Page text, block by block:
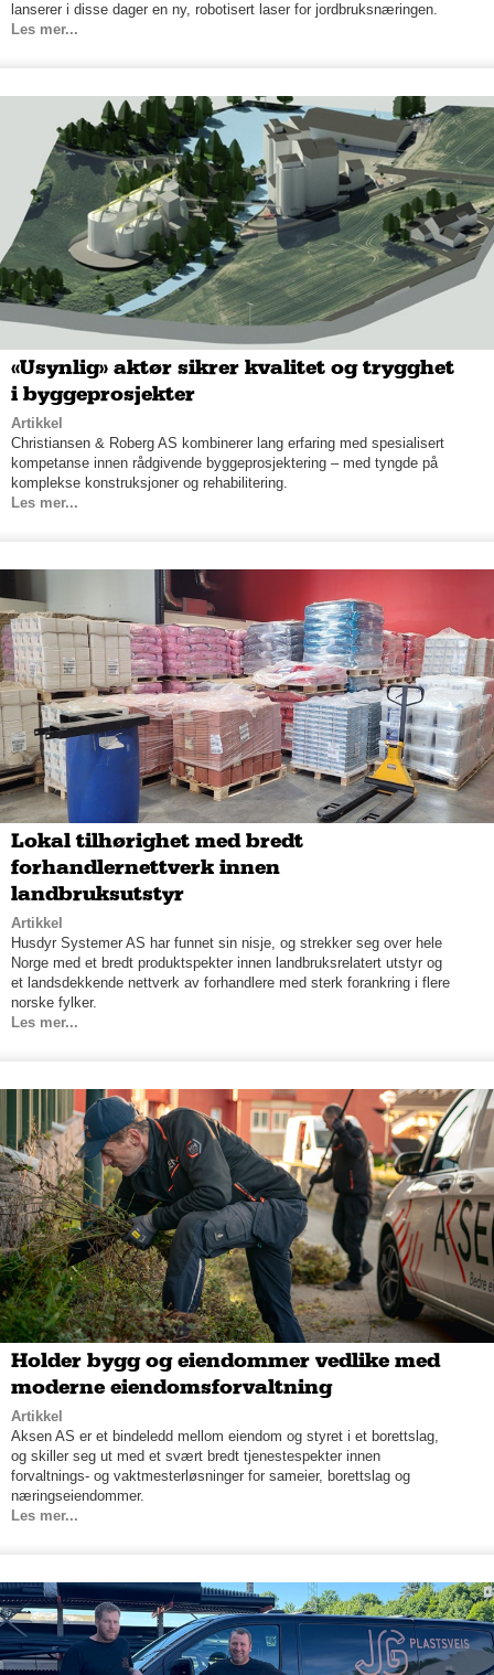
lanserer i disse dager en ny, robotisert laser for jordbruksnæringen.
Les mer...
«Usynlig» aktør sikrer kvalitet og trygghet
i byggeprosjekter
Artikkel
Christiansen & Roberg AS kombinerer lang erfaring med spesialisert
kompetanse innen rådgivende byggeprosjektering – med tyngde på
komplekse konstruksjoner og rehabilitering.
Les mer...
Lokal tilhørighet med bredt
forhandlernettverk innen
landbruksutstyr
Artikkel
Husdyr Systemer AS har funnet sin nisje, og strekker seg over hele
Norge med et bredt produktspekter innen landbruksrelatert utstyr og
et landsdekkende nettverk av forhandlere med sterk forankring i flere
norske fylker.
Les mer...
Holder bygg og eiendommer vedlike med
moderne eiendomsforvaltning
Artikkel
Aksen AS er et bindeledd mellom eiendom og styret i et borettslag,
og skiller seg ut med et svært bredt tjenestespekter innen
forvaltnings- og vaktmesterløsninger for sameier, borettslag og
næringseiendommer.
Les mer...